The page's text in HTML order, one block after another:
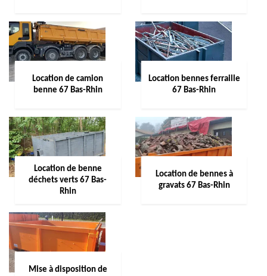
Location de camion
benne 67 Bas-Rhin
Location bennes ferraille
67 Bas-Rhin
Location de benne
déchets verts 67 Bas-
Rhin
Location de bennes à
gravats 67 Bas-Rhin
Mise à disposition de